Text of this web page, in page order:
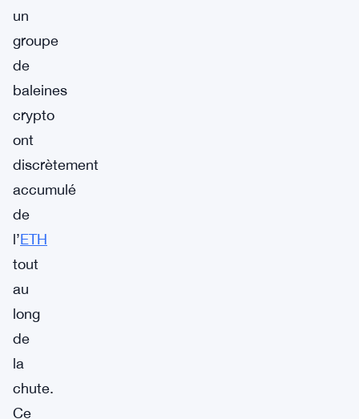
un
groupe
de
baleines
crypto
ont
discrètement
accumulé
de
l’ETH
tout
au
long
de
la
chute.
Ce